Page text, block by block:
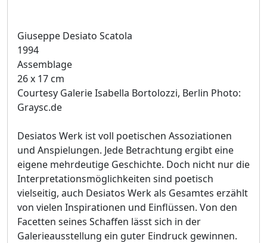
Giuseppe Desiato Scatola
1994
Assemblage
26 x 17 cm
Courtesy Galerie Isabella Bortolozzi, Berlin Photo:
Graysc.de
Desiatos Werk ist voll poetischen Assoziationen
und Anspielungen. Jede Betrachtung ergibt eine
eigene mehrdeutige Geschichte. Doch nicht nur die
Interpretationsmöglichkeiten sind poetisch
vielseitig, auch Desiatos Werk als Gesamtes erzählt
von vielen Inspirationen und Einflüssen. Von den
Facetten seines Schaffen lässt sich in der
Galerieausstellung ein guter Eindruck gewinnen.